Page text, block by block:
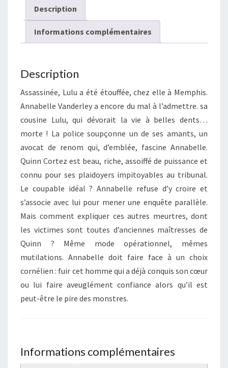
Description
Informations complémentaires
Description
Assassinée, Lulu a été étouffée, chez elle à Memphis.
Annabelle Vanderley a encore du mal à l’admettre. sa
cousine Lulu, qui dévorait la vie à belles dents…
morte ! La police soupçonne un de ses amants, un
avocat de renom qui, d’emblée, fascine Annabelle.
Quinn Cortez est beau, riche, assoiffé de puissance et
connu pour ses plaidoyers impitoyables au tribunal.
Le coupable idéal ? Annabelle refuse d’y croire et
s’associe avec lui pour mener une enquête parallèle.
Mais comment expliquer ces autres meurtres, dont
les victimes sont toutes d’anciennes maîtresses de
Quinn ? Même mode opérationnel, mêmes
mutilations. Annabelle doit faire face à un choix
cornélien : fuir cet homme qui a déjà conquis son cœur
ou lui faire aveuglément confiance alors qu’il est
peut-être le pire des monstres.
Informations complémentaires